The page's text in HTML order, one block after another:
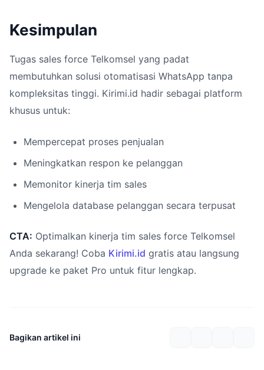
Kesimpulan
Tugas sales force Telkomsel yang padat
membutuhkan solusi otomatisasi WhatsApp tanpa
kompleksitas tinggi. Kirimi.id hadir sebagai platform
khusus untuk:
Mempercepat proses penjualan
Meningkatkan respon ke pelanggan
Memonitor kinerja tim sales
Mengelola database pelanggan secara terpusat
CTA: Optimalkan kinerja tim sales force Telkomsel
Anda sekarang! Coba Kirimi.id gratis atau langsung
upgrade ke paket Pro untuk fitur lengkap.
Bagikan artikel ini